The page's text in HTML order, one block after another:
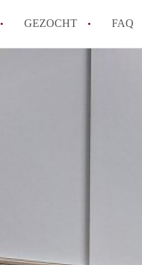
GEZOCHT FAQ